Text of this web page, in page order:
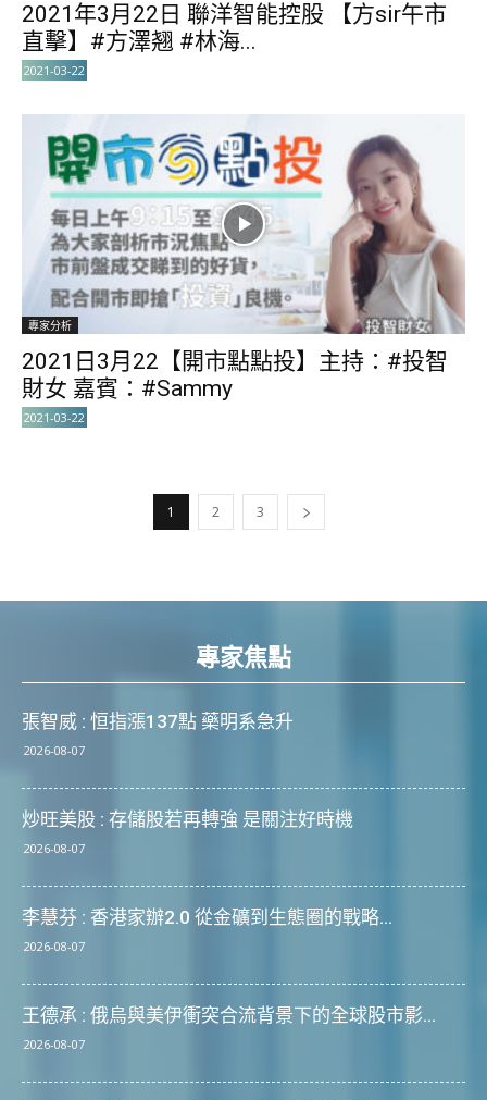
2021年3月22日 聯洋智能控股 【方sir午市
直擊】#方澤翘 #林海...
2021-03-22
專家分析
2021日3月22【開市點點投】主持：#投智
財女 嘉賓：#Sammy
2021-03-22
1 2 3
專家焦點
張智威 : 恒指漲137點 藥明系急升
2026-08-07
炒旺美股 : 存儲股若再轉強 是關注好時機
2026-08-07
李慧芬 : 香港家辦2.0 從金礦到生態圈的戰略...
2026-08-07
王德承 : 俄烏與美伊衝突合流背景下的全球股市影...
2026-08-07